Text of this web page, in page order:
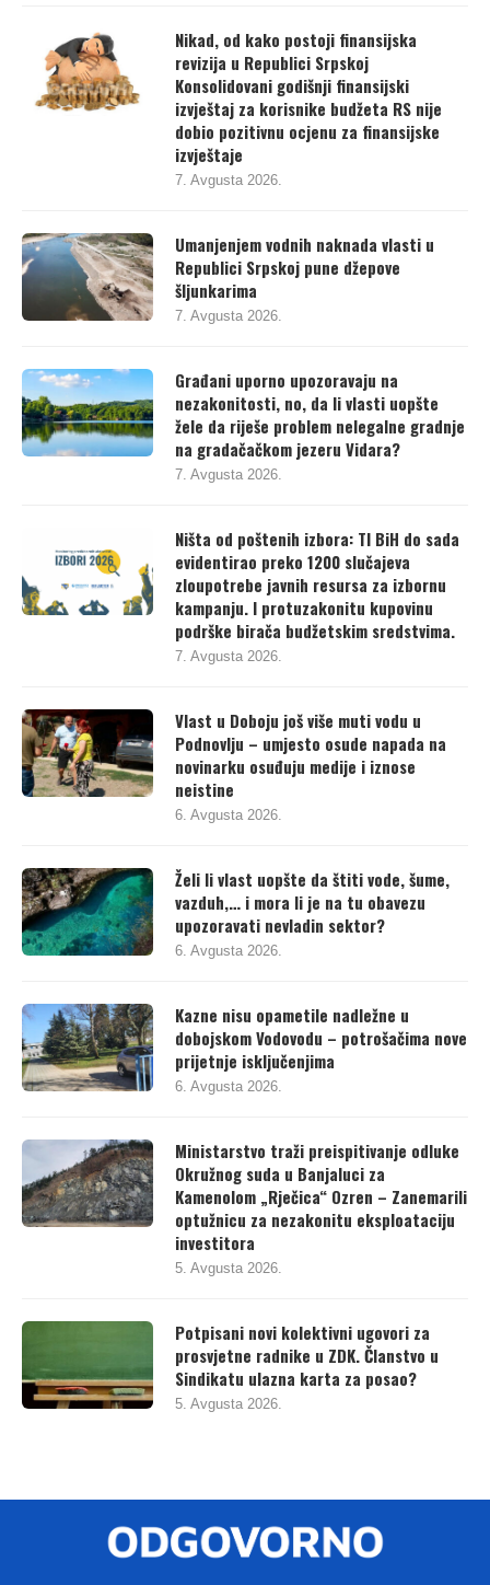
Nikad, od kako postoji finansijska
revizija u Republici Srpskoj
Konsolidovani godišnji finansijski
izvještaj za korisnike budžeta RS nije
dobio pozitivnu ocjenu za finansijske
izvještaje
Umanjenjem vodnih naknada vlasti u
Republici Srpskoj pune džepove
šljunkarima
Građani uporno upozoravaju na
nezakonitosti, no, da li vlasti uopšte
žele da riješe problem nelegalne gradnje
na gradačačkom jezeru Vidara?
Ništa od poštenih izbora: TI BiH do sada
evidentirao preko 1200 slučajeva
zloupotrebe javnih resursa za izbornu
kampanju. I protuzakonitu kupovinu
podrške birača budžetskim sredstvima.
Vlast u Doboju još više muti vodu u
Podnovlju – umjesto osude napada na
novinarku osuđuju medije i iznose
neistine
Želi li vlast uopšte da štiti vode, šume,
vazduh,… i mora li je na tu obavezu
upozoravati nevladin sektor?
Kazne nisu opametile nadležne u
dobojskom Vodovodu – potrošačima nove
prijetnje isključenjima
Ministarstvo traži preispitivanje odluke
Okružnog suda u Banjaluci za
Kamenolom „Rječica“ Ozren – Zanemarili
optužnicu za nezakonitu eksploataciju
investitora
Potpisani novi kolektivni ugovori za
prosvjetne radnike u ZDK. Članstvo u
Sindikatu ulazna karta za posao?